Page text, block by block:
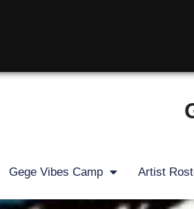
Gege Vibes Camp Artist